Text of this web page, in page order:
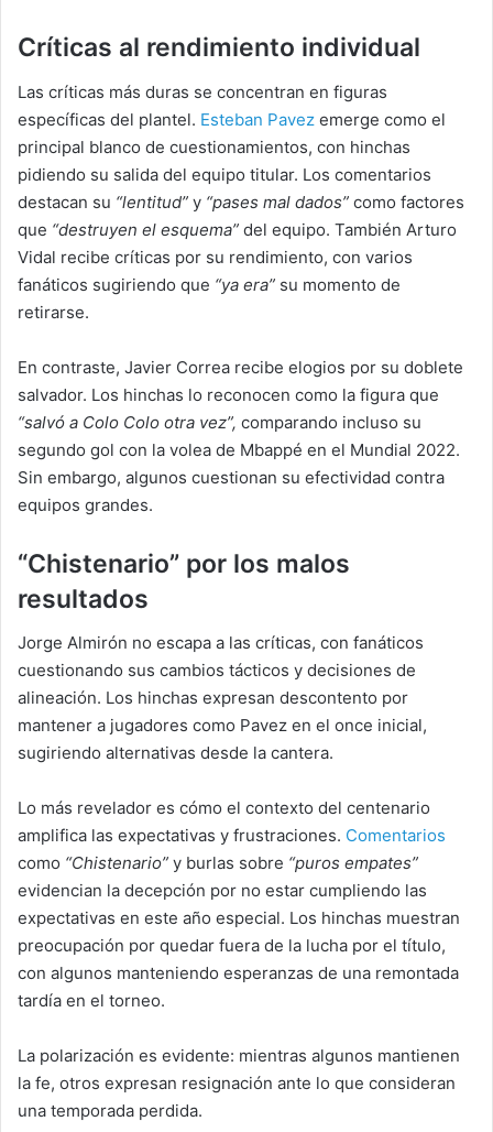
Críticas al rendimiento individual
Las críticas más duras se concentran en figuras
específicas del plantel. Esteban Pavez emerge como el
principal blanco de cuestionamientos, con hinchas
pidiendo su salida del equipo titular. Los comentarios
destacan su “lentitud” y “pases mal dados” como factores
que “destruyen el esquema” del equipo. También Arturo
Vidal recibe críticas por su rendimiento, con varios
fanáticos sugiriendo que “ya era” su momento de
retirarse.
En contraste, Javier Correa recibe elogios por su doblete
salvador. Los hinchas lo reconocen como la figura que
“salvó a Colo Colo otra vez”, comparando incluso su
segundo gol con la volea de Mbappé en el Mundial 2022.
Sin embargo, algunos cuestionan su efectividad contra
equipos grandes.
“Chistenario” por los malos
resultados
Jorge Almirón no escapa a las críticas, con fanáticos
cuestionando sus cambios tácticos y decisiones de
alineación. Los hinchas expresan descontento por
mantener a jugadores como Pavez en el once inicial,
sugiriendo alternativas desde la cantera.
Lo más revelador es cómo el contexto del centenario
amplifica las expectativas y frustraciones. Comentarios
como “Chistenario” y burlas sobre “puros empates”
evidencian la decepción por no estar cumpliendo las
expectativas en este año especial. Los hinchas muestran
preocupación por quedar fuera de la lucha por el título,
con algunos manteniendo esperanzas de una remontada
tardía en el torneo.
La polarización es evidente: mientras algunos mantienen
la fe, otros expresan resignación ante lo que consideran
una temporada perdida.